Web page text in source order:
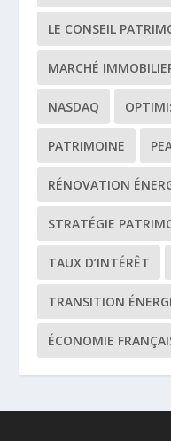
LE CONSEIL
MARCHÉ
NASDAQ
PATRIMOINE
RÉNOVATION
STRATÉGIE
TAUX D’INTÉRÊT
TRANSITION
ÉCONOMIE